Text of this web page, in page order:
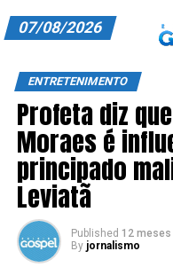
ANUNCIE CONOSCO
ASSINE
CARRINHO
EDITORIAL
ENTREVISTAS
07/08/2026
ENTRETENIMENTO
Profeta diz
Moraes é
principado
Leviatã
Published 12 meses
By jornalismo